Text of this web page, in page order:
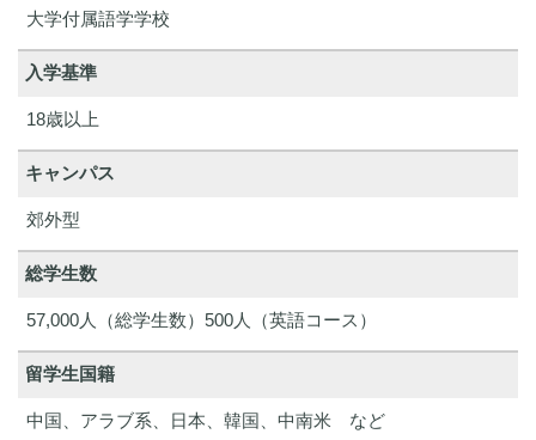
大学付属語学学校
入学基準
18歳以上
キャンパス
郊外型
総学生数
57,000人（総学生数）500人（英語コース）
留学生国籍
中国、アラブ系、日本、韓国、中南米 など